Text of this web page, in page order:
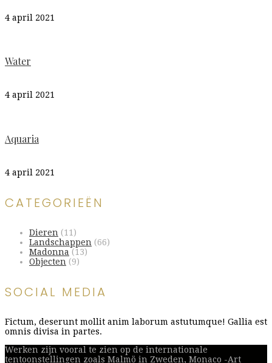
4 april 2021
Water
4 april 2021
Aquaria
4 april 2021
CATEGORIEËN
Dieren (11)
Landschappen (66)
Madonna (13)
Objecten (9)
SOCIAL MEDIA
Fictum, deserunt mollit anim laborum astutumque! Gallia est
omnis divisa in partes.
Werken zijn vooral te zien op de internationale
tentoonstellingen zoals Malmö in Zweden, Monaco -Art